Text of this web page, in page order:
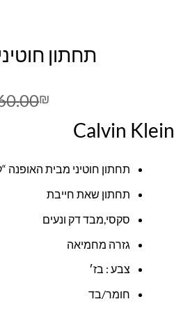
תחתון
₪
Calvin Klein
תחתון חוטיני מבית האופנה
תחתון שאת חייבת
סקסי,מבד דק ונעים
גזרה מחמיאה
צבע : בז׳
חומר/בד